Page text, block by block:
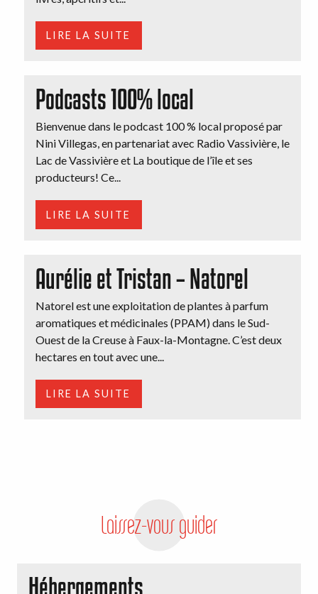
LIRE LA SUITE
Podcasts 100% local
Bienvenue dans le podcast 100 % local proposé par
Nini Villegas, en partenariat avec Radio Vassivière, le
Lac de Vassivière et La boutique de l’île et ses
producteurs! Ce...
LIRE LA SUITE
Aurélie et Tristan – Natorel
Natorel est une exploitation de plantes à parfum
aromatiques et médicinales (PPAM) dans le Sud-
Ouest de la Creuse à Faux-la-Montagne. C’est deux
hectares en tout avec une...
LIRE LA SUITE
Laissez-vous guider
Hébergements